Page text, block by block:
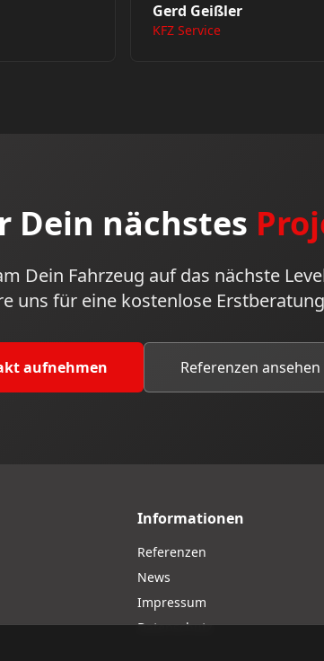
Andre Haase
Wohnmobil
Dein nächstes
Dein Fahrzeug auf das nächste
uns für eine kostenlose
aufnehmen Referenzen ansehen
Informationen
Referenzen
News
Impressum
Datenschutz